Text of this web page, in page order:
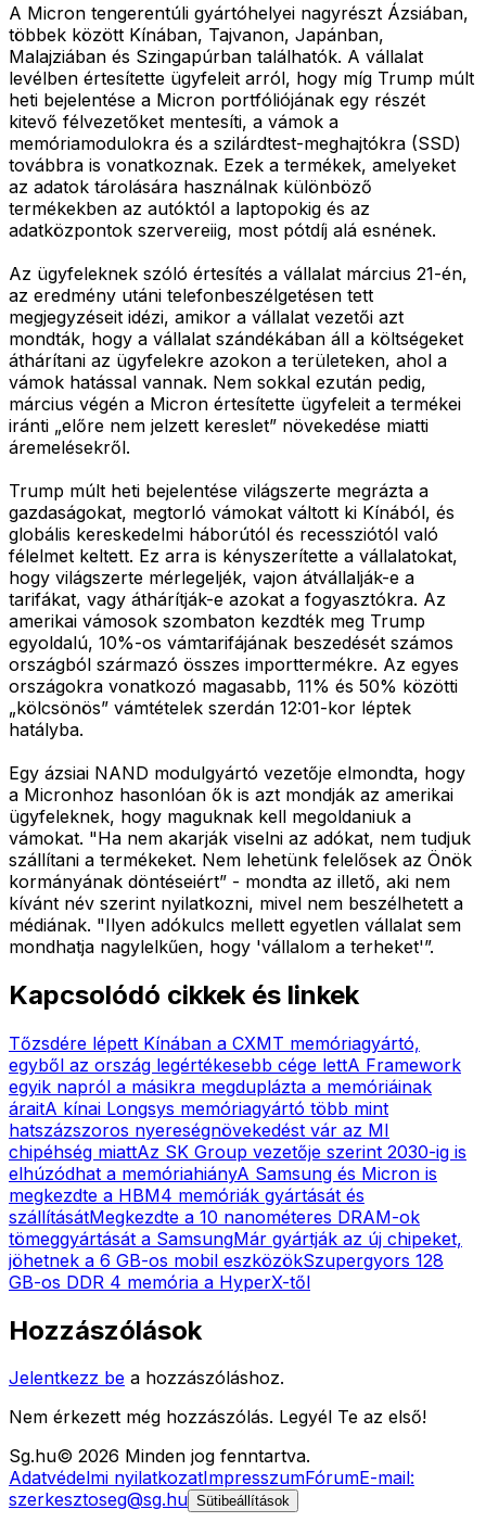
A Micron tengerentúli gyártóhelyei nagyrészt Ázsiában,
többek között Kínában, Tajvanon, Japánban,
Malajziában és Szingapúrban találhatók. A vállalat
levélben értesítette ügyfeleit arról, hogy míg Trump múlt
heti bejelentése a Micron portfóliójának egy részét
kitevő félvezetőket mentesíti, a vámok a
memóriamodulokra és a szilárdtest-meghajtókra (SSD)
továbbra is vonatkoznak. Ezek a termékek, amelyeket
az adatok tárolására használnak különböző
termékekben az autóktól a laptopokig és az
adatközpontok szervereiig, most pótdíj alá esnének.
Az ügyfeleknek szóló értesítés a vállalat március 21-én,
az eredmény utáni telefonbeszélgetésen tett
megjegyzéseit idézi, amikor a vállalat vezetői azt
mondták, hogy a vállalat szándékában áll a költségeket
áthárítani az ügyfelekre azokon a területeken, ahol a
vámok hatással vannak. Nem sokkal ezután pedig,
március végén a Micron értesítette ügyfeleit a termékei
iránti „előre nem jelzett kereslet” növekedése miatti
áremelésekről.
Trump múlt heti bejelentése világszerte megrázta a
gazdaságokat, megtorló vámokat váltott ki Kínából, és
globális kereskedelmi háborútól és recessziótól való
félelmet keltett. Ez arra is kényszerítette a vállalatokat,
hogy világszerte mérlegeljék, vajon átvállalják-e a
tarifákat, vagy áthárítják-e azokat a fogyasztókra. Az
amerikai vámosok szombaton kezdték meg Trump
egyoldalú, 10%-os vámtarifájának beszedését számos
országból származó összes importtermékre. Az egyes
országokra vonatkozó magasabb, 11% és 50% közötti
„kölcsönös” vámtételek szerdán 12:01-kor léptek
hatályba.
Egy ázsiai NAND modulgyártó vezetője elmondta, hogy
a Micronhoz hasonlóan ők is azt mondják az amerikai
ügyfeleknek, hogy maguknak kell megoldaniuk a
vámokat. "Ha nem akarják viselni az adókat, nem tudjuk
szállítani a termékeket. Nem lehetünk felelősek az Önök
kormányának döntéseiért” - mondta az illető, aki nem
kívánt név szerint nyilatkozni, mivel nem beszélhetett a
médiának. "Ilyen adókulcs mellett egyetlen vállalat sem
mondhatja nagylelkűen, hogy 'vállalom a terheket'”.
Kapcsolódó cikkek és linkek
Tőzsdére lépett Kínában a CXMT memóriagyártó,
egyből az ország legértékesebb cége lettA Framework
egyik napról a másikra megduplázta a memóriáinak
áraitA kínai Longsys memóriagyártó több mint
hatszázszoros nyereségnövekedést vár az MI
chipéhség miattAz SK Group vezetője szerint 2030-ig is
elhúzódhat a memóriahiányA Samsung és Micron is
megkezdte a HBM4 memóriák gyártását és
szállításátMegkezdte a 10 nanométeres DRAM-ok
tömeggyártását a SamsungMár gyártják az új chipeket,
jöhetnek a 6 GB-os mobil eszközökSzupergyors 128
GB-os DDR 4 memória a HyperX-től
Hozzászólások
Jelentkezz be a hozzászóláshoz.
Nem érkezett még hozzászólás. Legyél Te az első!
Sg.hu© 2026 Minden jog fenntartva.
Adatvédelmi nyilatkozatImpresszumFórumE-mail:
szerkesztoseg@sg.hu Sütibeállítások